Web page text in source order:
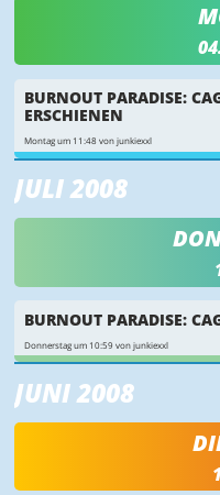
BURNOUT PARADISE:
ERSCHIENEN
Montag um 11:48 von junkiexxl
JULI 2008
BURNOUT PARADISE:
Donnerstag um 10:59 von junkiexxl
JUNI 2008